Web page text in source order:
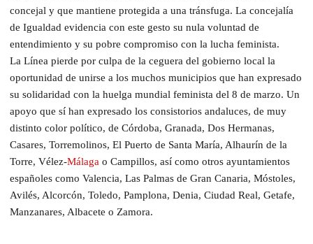
concejal y que mantiene protegida a una tránsfuga. La concejalía
de Igualdad evidencia con este gesto su nula voluntad de
entendimiento y su pobre compromiso con la lucha feminista.
La Línea pierde por culpa de la ceguera del gobierno local la
oportunidad de unirse a los muchos municipios que han expresado
su solidaridad con la huelga mundial feminista del 8 de marzo. Un
apoyo que sí han expresado los consistorios andaluces, de muy
distinto color político, de Córdoba, Granada, Dos Hermanas,
Casares, Torremolinos, El Puerto de Santa María, Alhaurín de la
Torre, Vélez-Málaga o Campillos, así como otros ayuntamientos
españoles como Valencia, Las Palmas de Gran Canaria, Móstoles,
Avilés, Alcorcón, Toledo, Pamplona, Denia, Ciudad Real, Getafe,
Manzanares, Albacete o Zamora.